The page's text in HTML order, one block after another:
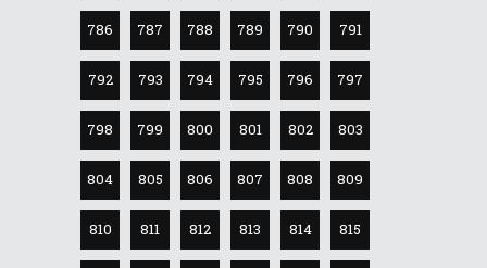
786 787 788 789 790 791
792 793 794 795 796 797
798 799 800 801 802 803
804 805 806 807 808 809
810 811 812 813 814 815